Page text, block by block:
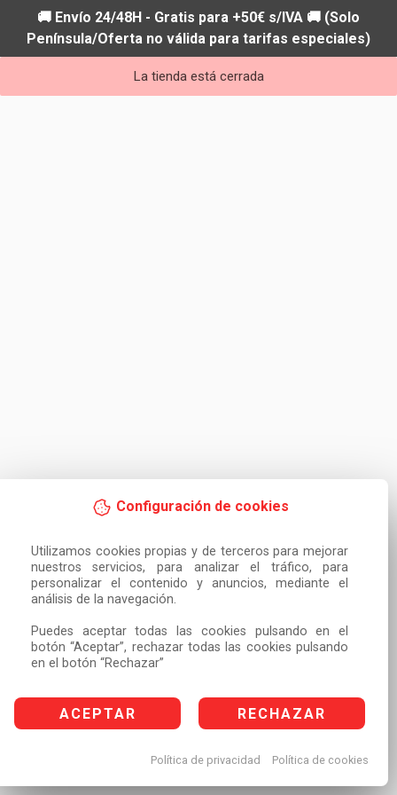
Configuración de cookies
Utilizamos cookies propias y de terceros para mejorar
nuestros servicios, para analizar el tráfico, para
personalizar el contenido y anuncios, mediante el
análisis de la navegación.
Puedes aceptar todas las cookies pulsando en el
botón “Aceptar”, rechazar todas las cookies pulsando
en el botón “Rechazar”
ACEPTAR RECHAZAR
Política de privacidad Política de cookies
🚚 Envío 24/48H - Gratis para +50€ s/IVA 🚚 (Solo
Península/Oferta no válida para tarifas especiales)
La tienda está cerrada